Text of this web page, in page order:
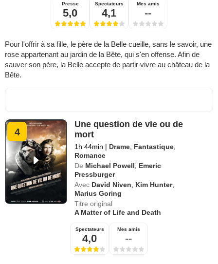
Presse
5,0
Spectateurs
4,1
Mes amis
--
Pour l'offrir à sa fille, le père de la Belle cueille, sans le savoir, une
rose appartenant au jardin de la Bête, qui s'en offense. Afin de
sauver son père, la Belle accepte de partir vivre au château de la
Bête.
4
Une question de vie ou de
mort
1h 44min | Drame Fantastique
Romance
De Michael Powell
Emeric
Pressburger
Avec David Niven Kim Hunter,
Marius Goring
Titre original
A Matter of Life and Death
Spectateurs
4,0
Mes amis
--